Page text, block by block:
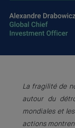
La fragilité de
autour du
mondiales et
actions